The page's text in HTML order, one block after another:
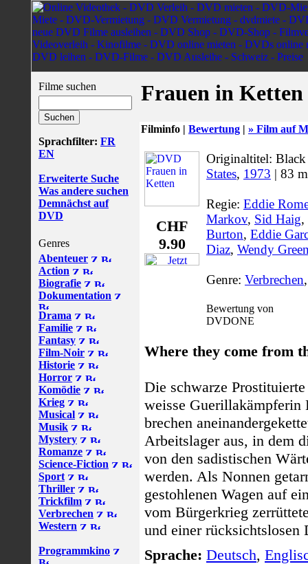
Filme suchen
Sprachfilter: FR
EN
Erweiterte Suche
Was andere suchen
Demnächst auf
DVD
Genres
Abenteuer
Action
Biografie
Dokumentation
Drama
Familie
Fantasy
Film-Noir
Historie
Horror
Komödie
Krieg
Musical
Musik
Mystery
Romanze
Science-Fiction
Sport
Thriller
Trickfilm
Verbrechen
Western
Programmkino
Frauen in Ketten
Filminfo | Bewertung | » Film auf
CHF
9.90
Originaltitel:
States, 1973 | 83
Regie: Eddie
Markov, Sid Haig,
Burton, Eddie
Diaz, Wendy
Genre: Verbrechen
Bewertung von
DVDONE
Where they come from
Die schwarze
weisse
brechen
Arbeitslager aus, in dem
von den sadistischen
werden. Als Nonnen
gestohlenen Wagen auf
vom Bürgerkrieg
und einer rücksichtslosen
Sprache: Deutsch,